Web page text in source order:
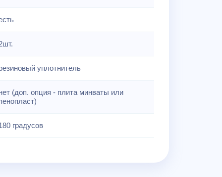
уплотнитель
(доп. опция - плита минваты или
градусов